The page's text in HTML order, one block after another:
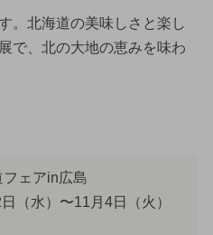
。北海道の美味しさと楽し
で、北の大地の恵みを味わ
ェアin広島
（水）〜11月4日（火）